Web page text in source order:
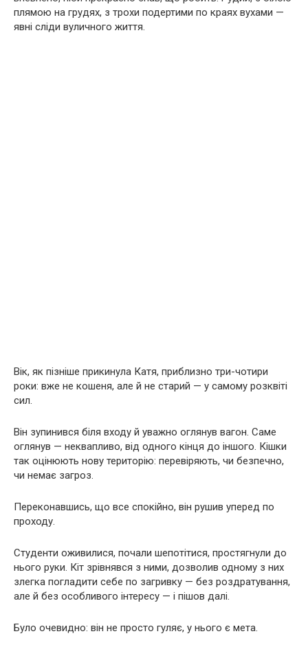
плямою на грудях, з трохи подертими по краях вухами —
явні сліди вуличного життя.
Вік, як пізніше прикинула Катя, приблизно три-чотири
роки: вже не кошеня, але й не старий — у самому розквіті
сил.
Він зупинився біля входу й уважно оглянув вагон. Саме
оглянув — неквапливо, від одного кінця до іншого. Кішки
так оцінюють нову територію: перевіряють, чи безпечно,
чи немає загроз.
Переконавшись, що все спокійно, він рушив уперед по
проходу.
Студенти оживилися, почали шепотітися, простягнули до
нього руки. Кіт зрівнявся з ними, дозволив одному з них
злегка погладити себе по загривку — без роздратування,
але й без особливого інтересу — і пішов далі.
Було очевидно: він не просто гуляє, у нього є мета.